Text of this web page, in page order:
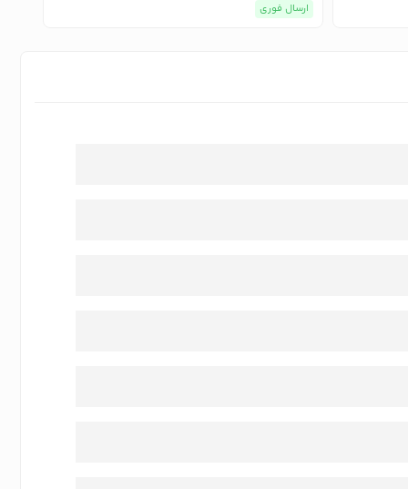
ارسال فوری